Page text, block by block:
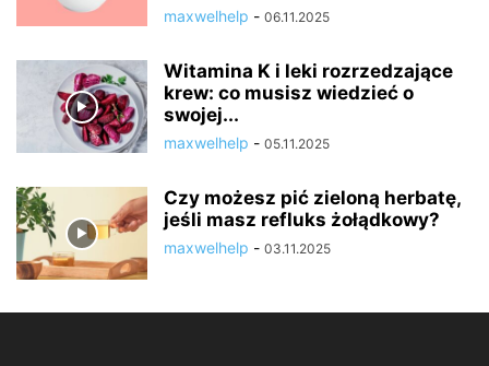
maxwelhelp - 06.11.2025
Witamina K i leki rozrzedzające
krew: co musisz wiedzieć o
swojej...
maxwelhelp - 05.11.2025
Czy możesz pić zieloną herbatę,
jeśli masz refluks żołądkowy?
maxwelhelp - 03.11.2025